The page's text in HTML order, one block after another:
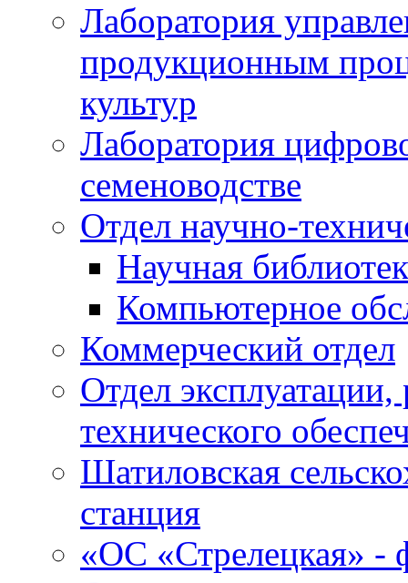
Лаборатория
продукционным
культур
Лаборатория
семеноводстве
Отдел научно-
Научная
Компьютерное
Коммерческий отдел
Отдел
технического
Шатиловская
станция
«ОС «Стрелецкая»